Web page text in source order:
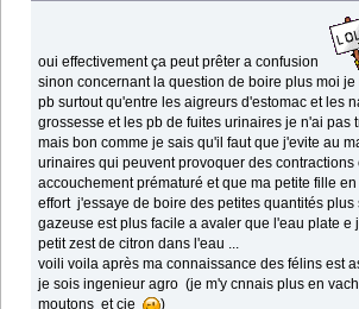
oui effectivement ça peut prêter a confusion
sinon concernant la question de boire plus moi je
pb surtout qu'entre les aigreurs d'estomac et les
grossesse et les pb de fuites urinaires je n'ai pas
mais bon comme je sais qu'il faut que j'evite au
urinaires qui peuvent provoquer des contractions
accouchement prématuré et que ma petite fille
effort j'essaye de boire des petites quantités plus
gazeuse est plus facile a avaler que l'eau plate e
petit zest de citron dans l'eau ...
voili voila après ma connaissance des félins est
je sois ingenieur agro (je m'y cnnais plus en
moutons et cie
)